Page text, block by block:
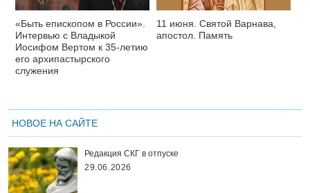
«Быть епископом в России».
Интервью с Владыкой
Иосифом Вертом к 35-летию
его архипастырского
служения
11 июня. Святой Варнава,
апостол. Память
НОВОЕ НА САЙТЕ
Редакция СКГ в отпуске
29.06.2026